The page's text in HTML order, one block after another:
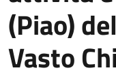
(Piao)
Vasto